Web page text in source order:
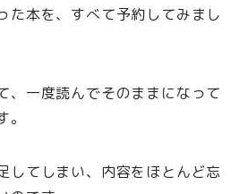
た本を、すべて予約してみまし
、一度読んでそのままになって
してしまい、内容をほとんど忘